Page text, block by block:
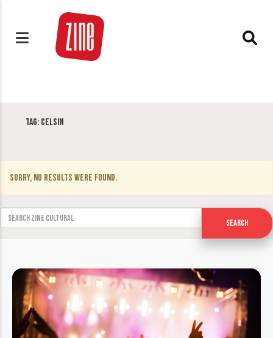
Tag: Celsin
Sorry, no results were found.
Search for:
Search